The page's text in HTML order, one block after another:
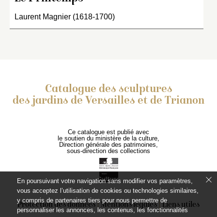
Laurent Magnier (1618-1700)
Catalogue des sculptures
des jardins de Versailles et de Trianon
Ce catalogue est publié avec
le soutien du ministère de la culture,
Direction générale des patrimoines,
sous-direction des collections
Protection des données Mentions légales Liens utiles
En poursuivant votre navigation sans modifier vos paramètres,
vous acceptez l’utilisation de cookies ou technologies similaires,
y compris de partenaires tiers pour nous permettre de
personnaliser les annonces, les contenus, les fonctionnalités